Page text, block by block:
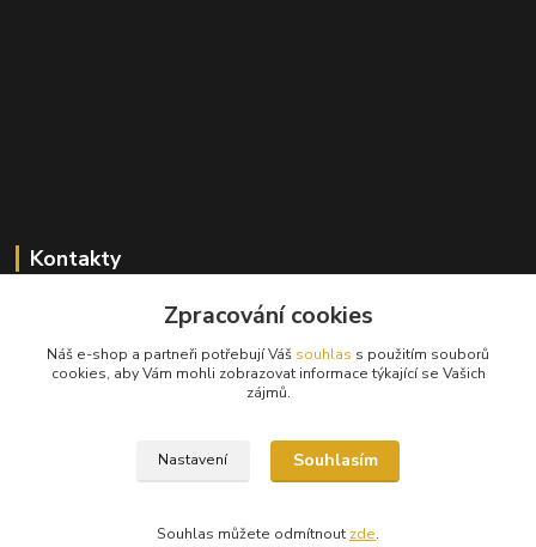
Kontakty
+420 603 824 940
info@hifibazar.online
Zpracování cookies
Náš e-shop a partneři potřebují Váš souhlas s použitím souborů
cookies, aby Vám mohli zobrazovat informace týkající se Vašich
zájmů.
Nastavení Souhlasím
Souhlas můžete odmítnout zde.